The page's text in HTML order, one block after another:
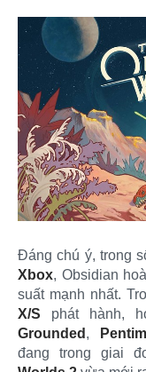
Đáng chú ý, trong
Xbox, Obsidian
suất mạnh nhất.
X/S phát hành,
Grounded ,
đang trong giai